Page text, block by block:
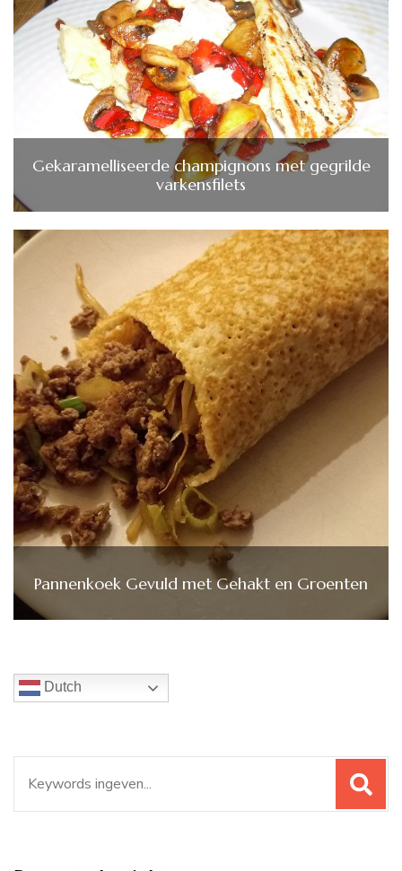
Gekaramelliseerde champignons met gegrilde
varkensfilets
Pannenkoek Gevuld met Gehakt en Groenten
Dutch
naar: